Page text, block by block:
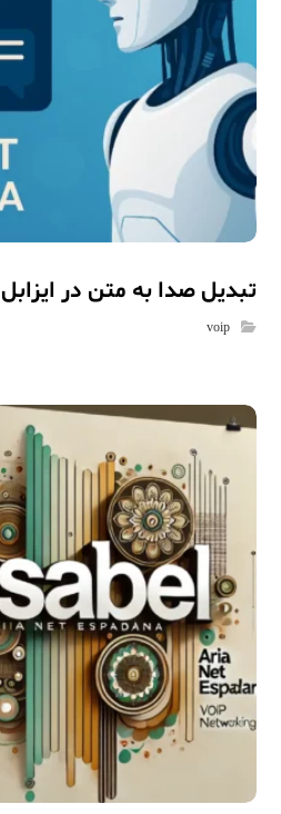
تبدیل صدا به متن در ایزابل
voip